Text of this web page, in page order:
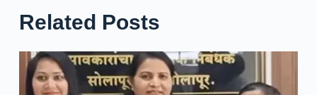
Related Posts